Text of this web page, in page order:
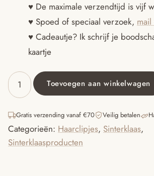
♥ De maximale verzendtijd is vijf
♥ Spoed of speciaal verzoek,
♥ Cadeautje? Ik schrijf je
kaartje
Haarclipjes
mijter
staf
aantal
Toevoegen aan winkelwagen
Gratis verzending vanaf €70 Veilig betalen
Categorieën: Haarclipjes, Sinterklaas,
Sinterklaasproducten